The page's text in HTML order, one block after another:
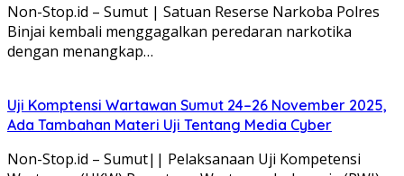
Non-Stop.id – Sumut | Satuan Reserse Narkoba Polres
Binjai kembali menggagalkan peredaran narkotika
dengan menangkap…
Uji Komptensi Wartawan Sumut 24–26 November 2025,
Ada Tambahan Materi Uji Tentang Media Cyber
Non-Stop.id – Sumut|| Pelaksanaan Uji Kompetensi